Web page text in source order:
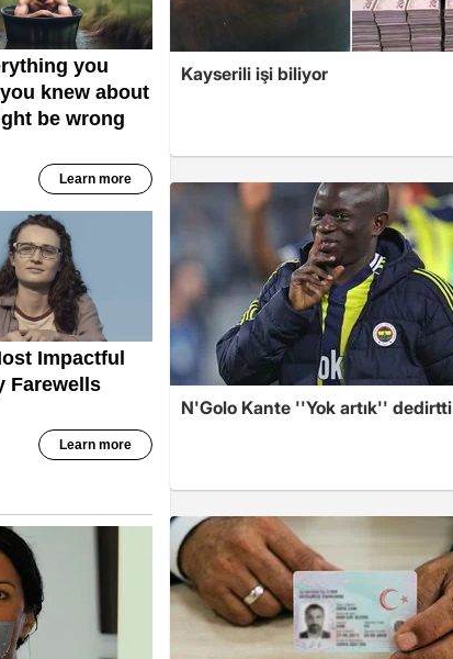
Kayserili işi biliyor
N'Golo Kante ''Yok artık'' dedirtti